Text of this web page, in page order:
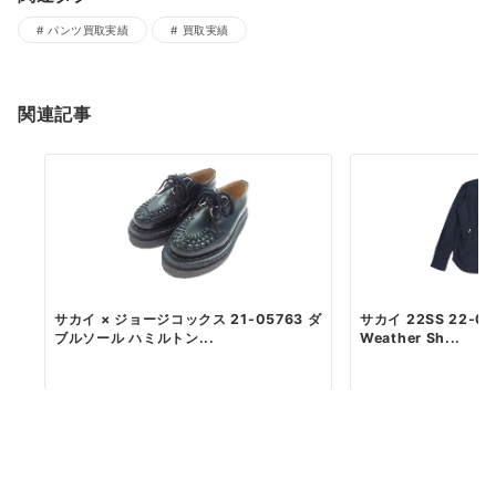
パンツ買取実績 買取実績
関連記事
サカイ × ジョージコックス 21-05763 ダ
ブルソール ハミルトン...
サカイ 22SS 22-
Weather Sh...